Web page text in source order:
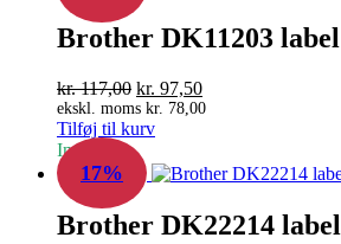
Brother DK11203
kr.117,00 Den
oprindelige
pris
var:
kr. 117,00.
kr. 97,50Den
aktuelle
kr. 97,50.
ekskl. moms kr. 78,00
Tilføj til kurv
In Stock
17%
Brother DK22214